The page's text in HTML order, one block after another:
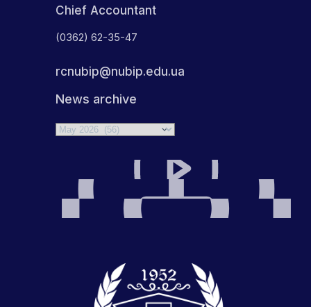
Chief Accountant
(0362) 62-35-47
rcnubip@nubip.edu.ua
News archive
Archives